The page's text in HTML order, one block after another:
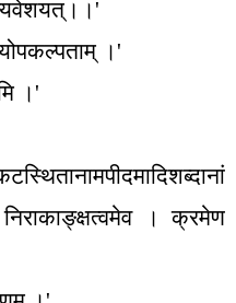
'
। '
। '
निराकाङ्क्षत्वमेव । क्रमेण